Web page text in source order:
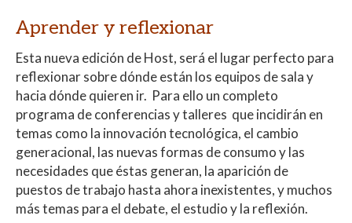
Aprender y reflexionar
Esta nueva edición de Host, será el lugar perfecto para
reflexionar sobre dónde están los equipos de sala y
hacia dónde quieren ir. Para ello un completo
programa de conferencias y talleres que incidirán en
temas como la innovación tecnológica, el cambio
generacional, las nuevas formas de consumo y las
necesidades que éstas generan, la aparición de
puestos de trabajo hasta ahora inexistentes, y muchos
más temas para el debate, el estudio y la reflexión.